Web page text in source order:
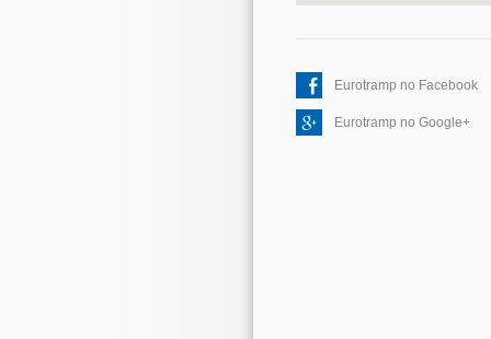
Eurotramp no Facebook
Eurotramp no Google+